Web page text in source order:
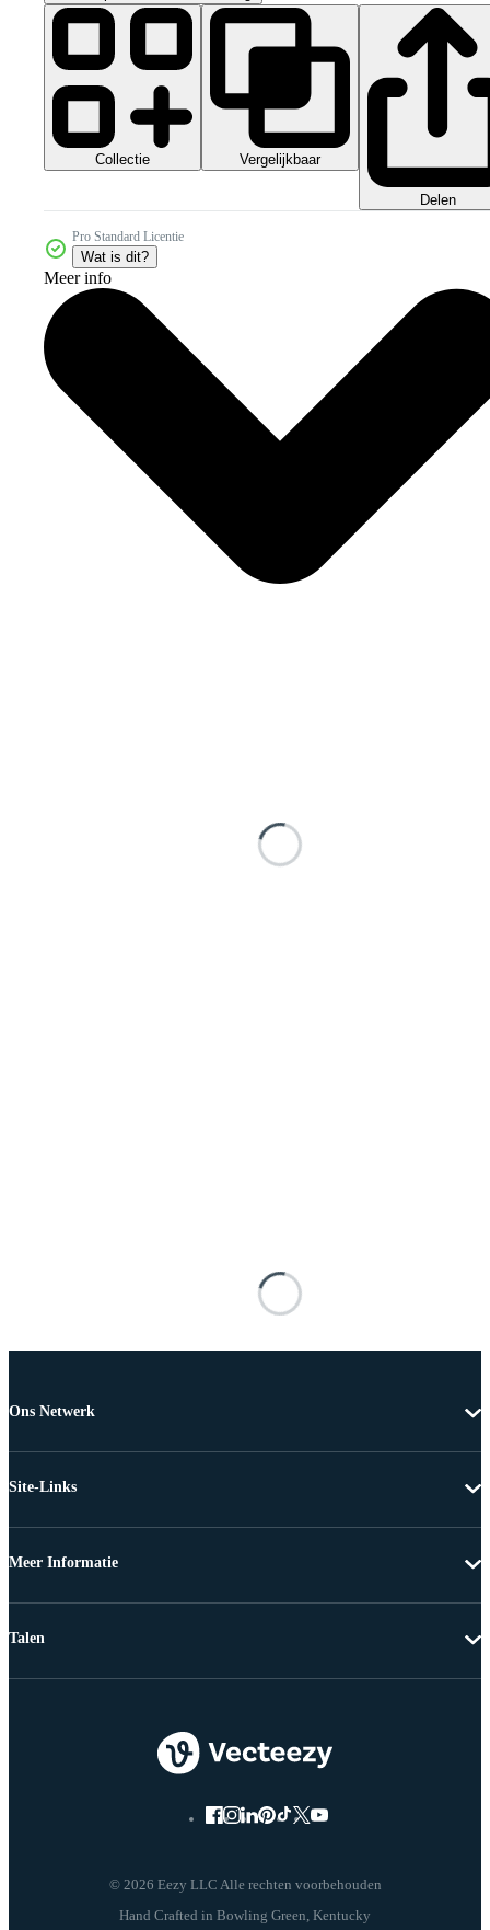
Collectie Vergelijkbaar
Delen
Pro Standard Licentie
Wat is dit?
Meer info
Ons Netwerk
Site-Links
Meer Informatie
© 2026 Eezy LLC Alle rechten voorbehouden
Talen